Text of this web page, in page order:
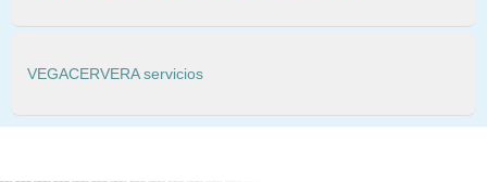
VEGACERVERA servicios